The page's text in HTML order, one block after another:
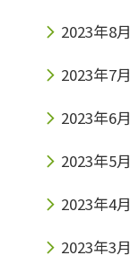
2023年8月
2023年7月
2023年6月
2023年5月
2023年4月
2023年3月